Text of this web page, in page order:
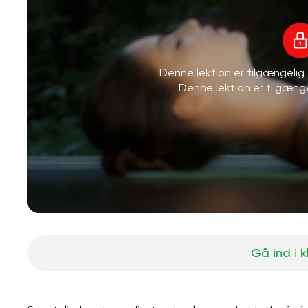
Denne lektion er tilgængelig
Denne lektion er
Gå ind i